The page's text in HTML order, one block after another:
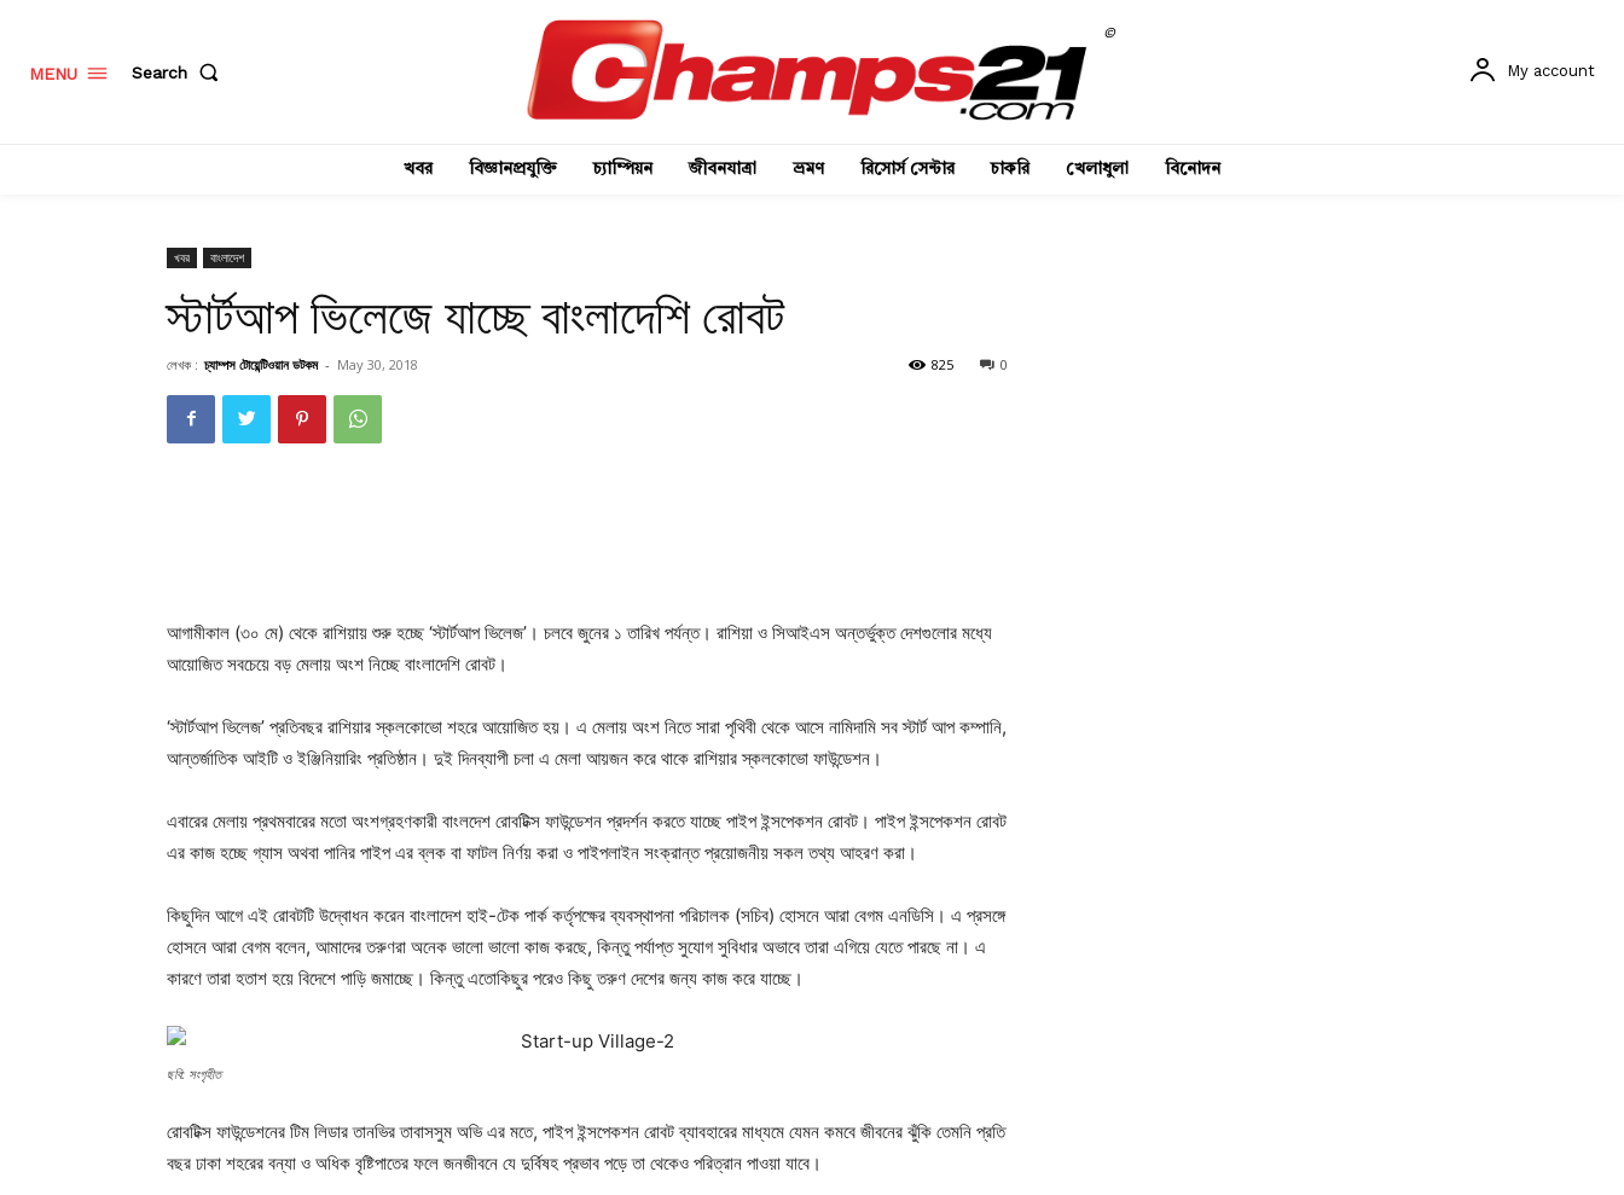
MENU Search
©
My account
খবর বিজ্ঞানপ্রযুক্তি চ্যাম্পিয়ন জীবনযাত্রা ভ্রমণ রিসোর্স সেন্টার চাকরি খেলাধুলা বিনোদন
খবর বাংলাদেশ
স্টার্টআপ ভিলেজে যাচ্ছে বাংলাদেশি রোবট
লেখক : চ্যাম্পস টোয়েন্টিওয়ান ডটকম - May 30, 2018 0
825
আগামীকাল (৩০ মে) থেকে রাশিয়ায় শুরু হচ্ছে ‘স্টার্টআপ ভিলেজ’। চলবে জুনের ১ তারিখ পর্যন্ত। রাশিয়া ও সিআইএস অন্তর্ভুক্ত দেশগুলোর মধ্যে
আয়োজিত সবচেয়ে বড় মেলায় অংশ নিচ্ছে বাংলাদেশি রোবট।
‘স্টার্টআপ ভিলেজ’ প্রতিবছর রাশিয়ার স্কলকোভো শহরে আয়োজিত হয়। এ মেলায় অংশ নিতে সারা পৃথিবী থেকে আসে নামিদামি সব স্টার্ট আপ কম্পানি,
আন্তর্জাতিক আইটি ও ইঞ্জিনিয়ারিং প্রতিষ্ঠান। দুই দিনব্যাপী চলা এ মেলা আয়জন করে থাকে রাশিয়ার স্কলকোভো ফাউন্ডেশন।
এবারের মেলায় প্রথমবারের মতো অংশগ্রহণকারী বাংলদেশ রোবটিক্স ফাউন্ডেশন প্রদর্শন করতে যাচ্ছে পাইপ ইন্সপেকশন রোবট। পাইপ ইন্সপেকশন রোবট
এর কাজ হচ্ছে গ্যাস অথবা পানির পাইপ এর ব্লক বা ফাটল নির্ণয় করা ও পাইপলাইন সংক্রান্ত প্রয়োজনীয় সকল তথ্য আহরণ করা।
কিছুদিন আগে এই রোবটটি উদ্বোধন করেন বাংলাদেশ হাই-টেক পার্ক কর্তৃপক্ষের ব্যবস্থাপনা পরিচালক (সচিব) হোসনে আরা বেগম এনডিসি। এ প্রসঙ্গে
হোসনে আরা বেগম বলেন, আমাদের তরুণরা অনেক ভালো ভালো কাজ করছে, কিন্তু পর্যাপ্ত সুযোগ সুবিধার অভাবে তারা এগিয়ে যেতে পারছে না। এ
কারণে তারা হতাশ হয়ে বিদেশে পাড়ি জমাচ্ছে। কিন্তু এতোকিছুর পরেও কিছু তরুণ দেশের জন্য কাজ করে যাচ্ছে।
ছবি: সংগৃহীত
রোবটিক্স ফাউন্ডেশনের টিম লিডার তানভির তাবাসসুম অভি এর মতে, পাইপ ইন্সপেকশন রোবট ব্যাবহারের মাধ্যমে যেমন কমবে জীবনের ঝুঁকি তেমনি প্রতি
বছর ঢাকা শহরের বন্যা ও অধিক বৃষ্টিপাতের ফলে জনজীবনে যে দুর্বিষহ প্রভাব পড়ে তা থেকেও পরিত্রান পাওয়া যাবে।